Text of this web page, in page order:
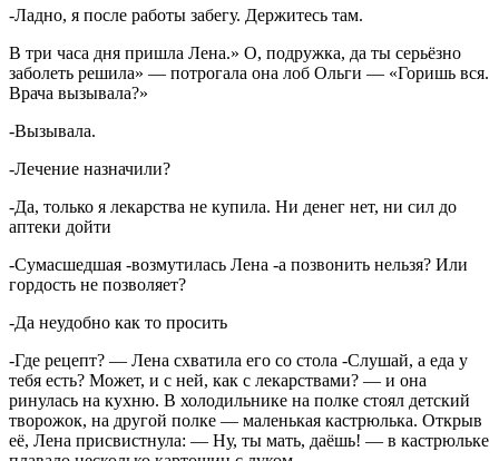
-Ладно, я после работы забегу. Держитесь там.
В три часа дня пришла Лена.» О, подружка, да ты серьёзно
заболеть решила» — потрогала она лоб Ольги — «Горишь вся.
Врача вызывала?»
-Вызывала.
-Лечение назначили?
-Да, только я лекарства не купила. Ни денег нет, ни сил до
аптеки дойти
-Сумасшедшая -возмутилась Лена -а позвонить нельзя? Или
гордость не позволяет?
-Да неудобно как то просить
-Где рецепт? — Лена схватила его со стола -Слушай, а еда у
тебя есть? Может, и с ней, как с лекарствами? — и она
ринулась на кухню. В холодильнике на полке стоял детский
творожок, на другой полке — маленькая кастрюлька. Открыв
её, Лена присвистнула: — Ну, ты мать, даёшь! — в кастрюльке